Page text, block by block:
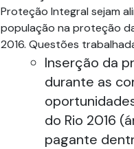
Proteção Integral sejam
população na proteção
2016. Questões
Inserção da
durante as
do Rio 2016
pagante